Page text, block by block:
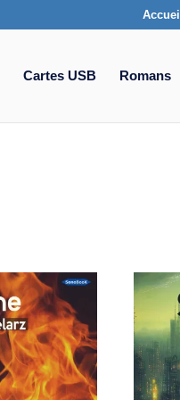
Accueil
Cartes USB Romans